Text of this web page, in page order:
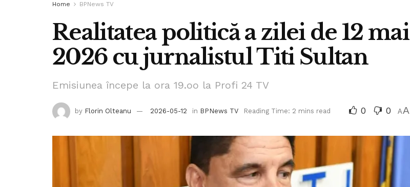
Home BPNews TV
Realitatea politică a zilei de 12 mai
2026 cu jurnalistul Titi Sultan
Emisiunea începe la ora 19.oo la Profi 24 TV
by Florin Olteanu 2026-05-12 in BPNews TV Reading Time: 2 mins read 0 0 AA